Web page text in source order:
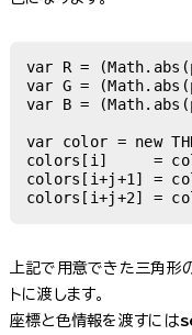
var R =
var G =
var B =
var color = new
colors[i]     =
colors[i+j+1] =
colors[i+j+2] =
上記で用意できた三角形
トに渡します。
座標と色情報を渡すには